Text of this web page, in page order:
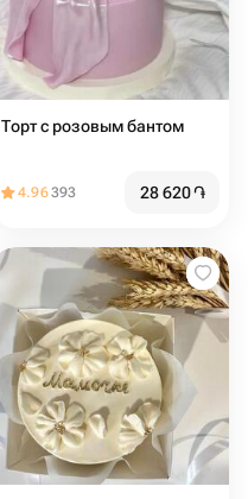
Торт с розовым бантом
4.96393 28 620֏